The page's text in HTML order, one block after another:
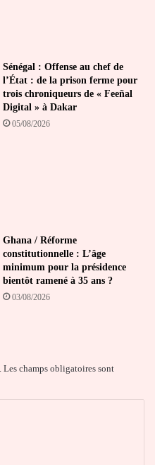
Sénégal : Offense au chef de
l’État : de la prison ferme pour
trois chroniqueurs de « Feeñal
Digital » à Dakar
05/08/2026
Ghana / Réforme
constitutionnelle : L’âge
minimum pour la présidence
bientôt ramené à 35 ans ?
03/08/2026
Les champs obligatoires sont